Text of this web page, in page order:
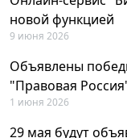
новой функцией
9 июня 2026
Объявлены
"Правовая
1 июня 2026
29 мая будут